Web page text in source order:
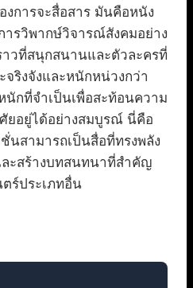
งการจะสื่อสาร มันคือหนัง
รวิพากษ์วิจารณ์สังคมอย่าง
าวที่สนุกสนานและตัวละครที่
จริงจังและหนักหน่วงกว่า
กที่จำเป็นเพื่อสะท้อนความ
ยอยู่ได้อย่างสมบูรณ์ นี่คือ
นสามารถเป็นสื่อที่ทรงพลัง
ะสร้างบทสนทนาที่สำคัญ
ร์ประเภทอื่น